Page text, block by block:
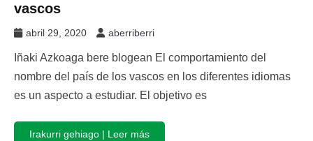
vascos
abril 29, 2020 aberriberri
Iñaki Azkoaga bere blogean El comportamiento del
nombre del país de los vascos en los diferentes idiomas
es un aspecto a estudiar. El objetivo es
Irakurri gehiago | Leer más